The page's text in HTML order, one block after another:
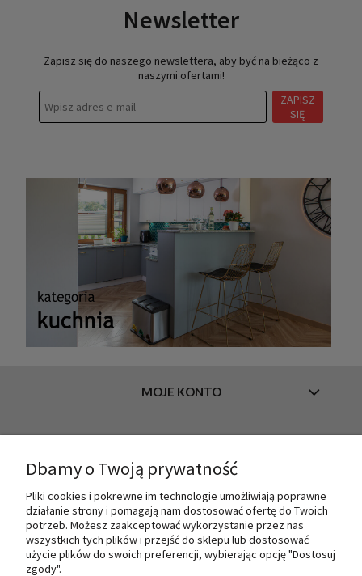
Newsletter
Zapisz się do naszego newslettera, aby być na bieżąco z
naszymi ofertami!
ZAPISZ
SIĘ
MOJE KONTO
O NAS
Dbamy o Twoją prywatność
Pliki cookies i pokrewne im technologie umożliwiają poprawne
działanie strony i pomagają nam dostosować ofertę do Twoich
potrzeb. Możesz zaakceptować wykorzystanie przez nas
wszystkich tych plików i przejść do sklepu lub dostosować
użycie plików do swoich preferencji, wybierając opcję "Dostosuj
zgody".